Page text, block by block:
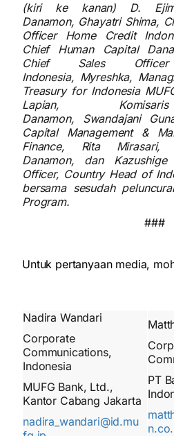
(kiri ke kanan) D.
Danamon, Ghayatri Shima,
Officer Home Credit
Chief Human Capital
Chief Sales
Indonesia, Myreshka,
Treasury for Indonesia
Lapian, Komisaris
Danamon, Swandajani
Capital Management &
Finance, Rita Mirasari,
Danamon, dan
Officer, Country Head of
bersama sesudah
Program.
###
Untuk pertanyaan media,
Nadira Wandari
Corporate
Communications,
Indonesia
MUFG Bank, Ltd.,
Kantor Cabang Jakarta
nadira_wandari@id.mu
PT